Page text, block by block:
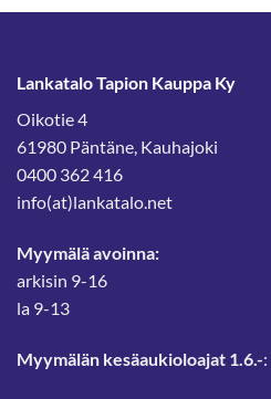
Lankatalo Tapion Kauppa Ky
Oikotie 4
61980 Päntäne, Kauhajoki
0400 362 416
info(at)lankatalo.net
Myymälä avoinna:
arkisin 9-16
la 9-13
Myymälän kesäaukioloajat 1.6.-: